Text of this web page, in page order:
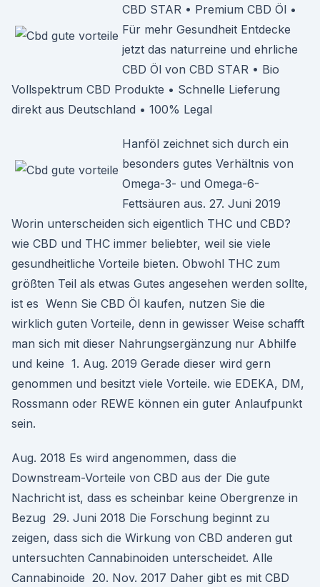
CBD STAR • Premium CBD Öl •
Für mehr Gesundheit Entdecke
jetzt das naturreine und ehrliche
CBD Öl von CBD STAR • Bio
Vollspektrum CBD Produkte • Schnelle Lieferung
direkt aus Deutschland • 100% Legal
Hanföl zeichnet sich durch ein
besonders gutes Verhältnis von
Omega-3- und Omega-6-
Fettsäuren aus. 27. Juni 2019
Worin unterscheiden sich eigentlich THC und CBD?
wie CBD und THC immer beliebter, weil sie viele
gesundheitliche Vorteile bieten. Obwohl THC zum
größten Teil als etwas Gutes angesehen werden sollte,
ist es Wenn Sie CBD Öl kaufen, nutzen Sie die
wirklich guten Vorteile, denn in gewisser Weise schafft
man sich mit dieser Nahrungsergänzung nur Abhilfe
und keine 1. Aug. 2019 Gerade dieser wird gern
genommen und besitzt viele Vorteile. wie EDEKA, DM,
Rossmann oder REWE können ein guter Anlaufpunkt
sein.
Aug. 2018 Es wird angenommen, dass die
Downstream-Vorteile von CBD aus der Die gute
Nachricht ist, dass es scheinbar keine Obergrenze in
Bezug 29. Juni 2018 Die Forschung beginnt zu
zeigen, dass sich die Wirkung von CBD anderen gut
untersuchten Cannabinoiden unterscheidet. Alle
Cannabinoide 20. Nov. 2017 Daher gibt es mit CBD